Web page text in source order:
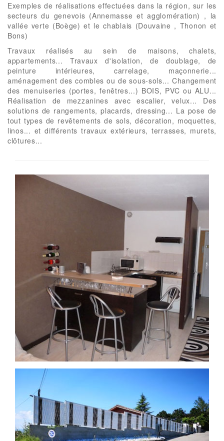
Exemples de réalisations effectuées dans la région, sur les
secteurs du genevois (Annemasse et agglomération) , la
vallée verte (Boège) et le chablais (Douvaine , Thonon et
Bons)
Travaux réalisés au sein de maisons, chalets,
appartements... Travaux d'isolation, de doublage, de
peinture intérieures, carrelage, maçonnerie...
aménagement des combles ou de sous-sols... Changement
des menuiseries (portes, fenêtres...) BOIS, PVC ou ALU...
Réalisation de mezzanines avec escalier, velux... Des
solutions de rangements, placards, dressing... La pose de
tout types de revêtements de sols, décoration, moquettes,
linos... et différents travaux extérieurs, terrasses, murets,
clôtures...